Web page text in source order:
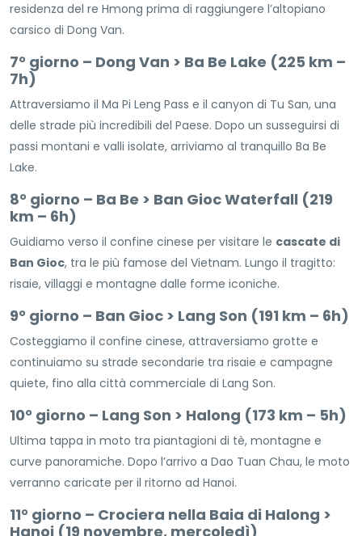
residenza del re Hmong prima di raggiungere l’altopiano
carsico di Dong Van.
7° giorno – Dong Van > Ba Be Lake (225 km –
7h)
Attraversiamo il Ma Pi Leng Pass e il canyon di Tu San, una
delle strade più incredibili del Paese. Dopo un susseguirsi di
passi montani e valli isolate, arriviamo al tranquillo Ba Be
Lake.
8° giorno – Ba Be > Ban Gioc Waterfall (219
km – 6h)
Guidiamo verso il confine cinese per visitare le cascate di
Ban Gioc, tra le più famose del Vietnam. Lungo il tragitto:
risaie, villaggi e montagne dalle forme iconiche.
9° giorno – Ban Gioc > Lang Son (191 km – 6h)
Costeggiamo il confine cinese, attraversiamo grotte e
continuiamo su strade secondarie tra risaie e campagne
quiete, fino alla città commerciale di Lang Son.
10° giorno – Lang Son > Halong (173 km – 5h)
Ultima tappa in moto tra piantagioni di tè, montagne e
curve panoramiche. Dopo l’arrivo a Dao Tuan Chau, le moto
verranno caricate per il ritorno ad Hanoi.
11° giorno – Crociera nella Baia di Halong >
Hanoi (19 novembre, mercoledì)